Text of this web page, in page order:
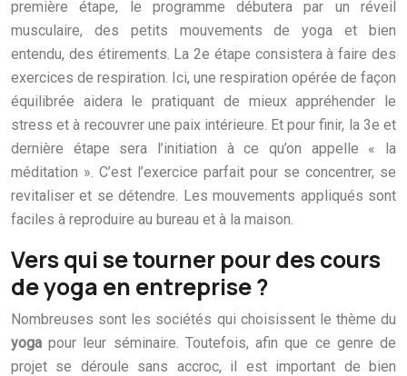
première étape, le programme débutera par un réveil
musculaire, des petits mouvements de yoga et bien
entendu, des étirements. La 2e étape consistera à faire des
exercices de respiration. Ici, une respiration opérée de façon
équilibrée aidera le pratiquant de mieux appréhender le
stress et à recouvrer une paix intérieure. Et pour finir, la 3e et
dernière étape sera l’initiation à ce qu’on appelle « la
méditation ». C’est l’exercice parfait pour se concentrer, se
revitaliser et se détendre. Les mouvements appliqués sont
faciles à reproduire au bureau et à la maison.
Vers qui se tourner pour des cours
de yoga en entreprise ?
Nombreuses sont les sociétés qui choisissent le thème du
yogapour leur séminaire. Toutefois, afin que ce genre de
projet se déroule sans accroc, il est important de bien